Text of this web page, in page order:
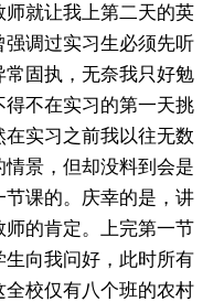
就让我上第二天的英
调过实习生必须先听
固执，无奈我只好勉
不在实习的第一天挑
实习之前我以往无数
景，但却没料到会是
课的。庆幸的是，讲
的肯定。上完第一节
向我问好，此时所有
校仅有八个班的农村